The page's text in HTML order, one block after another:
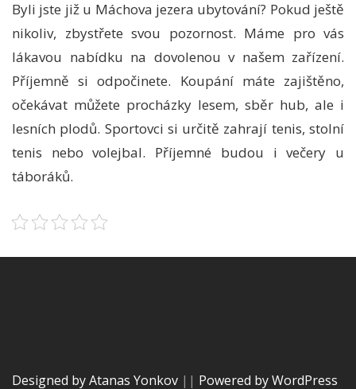
Byli jste již u Máchova jezera ubytování? Pokud ještě
nikoliv, zbystřete svou pozornost. Máme pro vás
lákavou nabídku na dovolenou v našem zařízení.
Příjemně si odpočinete. Koupání máte zajištěno,
očekávat můžete procházky lesem, sběr hub, ale i
lesních plodů. Sportovci si určitě zahrají tenis, stolní
tenis nebo volejbal. Příjemné budou i večery u
táboráků.
Designed by Atanas Yonkov || Powered by WordPress